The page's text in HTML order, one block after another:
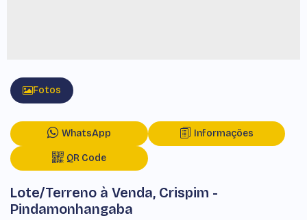
Fotos
WhatsApp Informações
QR Code
Lote/Terreno à Venda, Crispim -
Pindamonhangaba